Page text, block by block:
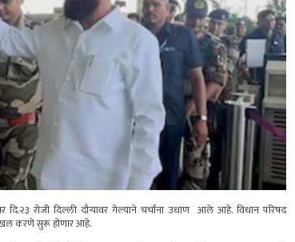
दि.२३ रोजी दिल्ली दौऱ्यावर गेल्याने चर्चांना उधाण आले आहे. विधान परिषद
करणे सुरू होणार आहे.